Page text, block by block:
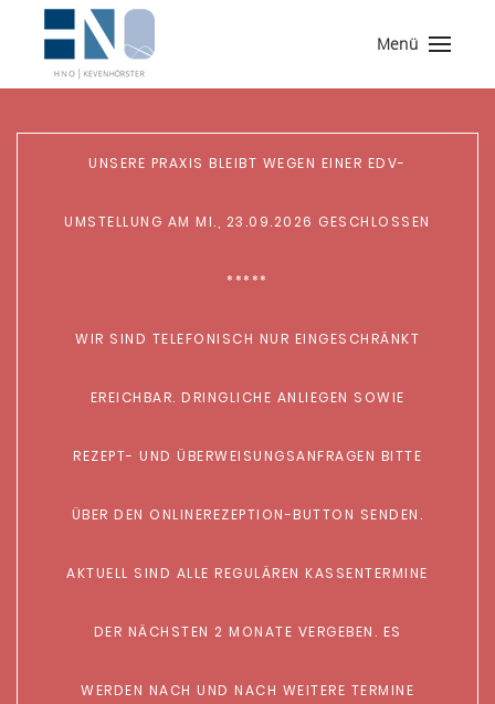
Menü
UNSERE PRAXIS BLEIBT WEGEN EINER EDV-
UMSTELLUNG AM MI., 23.09.2026 GESCHLOSSEN
*****
WIR SIND TELEFONISCH NUR EINGESCHRÄNKT
EREICHBAR. DRINGLICHE ANLIEGEN SOWIE
REZEPT- UND ÜBERWEISUNGSANFRAGEN BITTE
ÜBER DEN ONLINEREZEPTION-BUTTON SENDEN.
AKTUELL SIND ALLE REGULÄREN KASSENTERMINE
DER NÄCHSTEN 2 MONATE VERGEBEN. ES
WERDEN NACH UND NACH WEITERE TERMINE